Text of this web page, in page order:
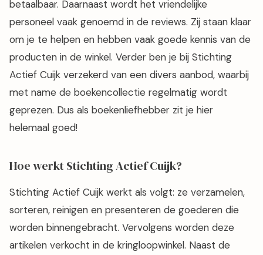
betaalbaar. Daarnaast wordt het vriendelijke
personeel vaak genoemd in de reviews. Zij staan klaar
om je te helpen en hebben vaak goede kennis van de
producten in de winkel. Verder ben je bij Stichting
Actief Cuijk verzekerd van een divers aanbod, waarbij
met name de boekencollectie regelmatig wordt
geprezen. Dus als boekenliefhebber zit je hier
helemaal goed!
Hoe werkt Stichting Actief Cuijk?
Stichting Actief Cuijk werkt als volgt: ze verzamelen,
sorteren, reinigen en presenteren de goederen die
worden binnengebracht. Vervolgens worden deze
artikelen verkocht in de kringloopwinkel. Naast de